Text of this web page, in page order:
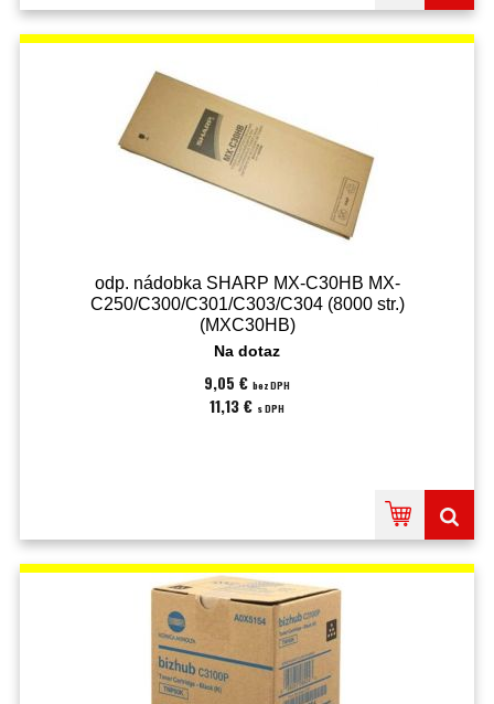
odp. nádobka SHARP MX-C30HB MX-
C250/C300/C301/C303/C304 (8000 str.)
(MXC30HB)
Na dotaz
9,05 € bez DPH
11,13 € s DPH